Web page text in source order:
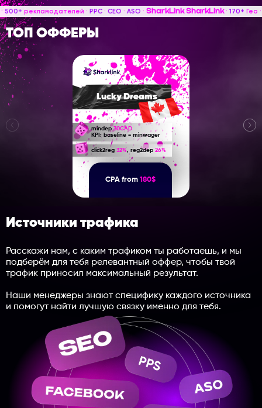
·PPC·CEO·ASO ·SharkLink SharkLink·170+Гео ·2500+офферов
ТОП ОФФЕРЫ
Lucky Dreams
mindep30CAD
KPI: baseline = minwager
click2reg 32%, reg2dep 26%
CPA from 180$
Источники трафика
Расскажи нам, с каким трафиком ты работаешь, и мы
подберём для тебя релевантный оффер, чтобы твой
трафик приносил максимальный результат.
Наши менеджеры знают специфику каждого источника
и помогут найти лучшую связку именно для тебя.